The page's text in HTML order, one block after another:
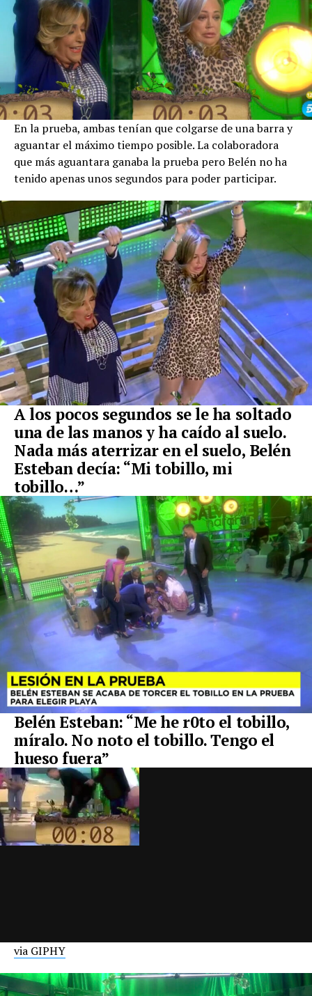
En la prueba, ambas tenían que colgarse de una barra y
aguantar el máximo tiempo posible. La colaboradora
que más aguantara ganaba la prueba pero Belén no ha
tenido apenas unos segundos para poder participar.
A los pocos segundos se le ha soltado
una de las manos y ha caído al suelo.
Nada más aterrizar en el suelo, Belén
Esteban decía: “Mi tobillo, mi
tobillo…”
Belén Esteban: “Me he r0to el tobillo,
míralo. No noto el tobillo. Tengo el
hueso fuera”
via GIPHY